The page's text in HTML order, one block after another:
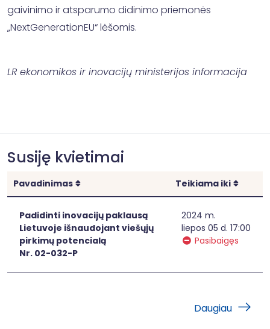
gaivinimo ir atsparumo didinimo priemonės
„NextGenerationEU“ lėšomis.
LR ekonomikos ir inovacijų ministerijos informacija
Susiję kvietimai
Pavadinimas Rikiuoti Teikiama iki
Padidinti inovacijų paklausą
Lietuvoje išnaudojant viešųjų
pirkimų potencialą
Nr. 02-032-P
2024 m.
liepos 05 d. 17:00
Pasibaigęs
Daugiau